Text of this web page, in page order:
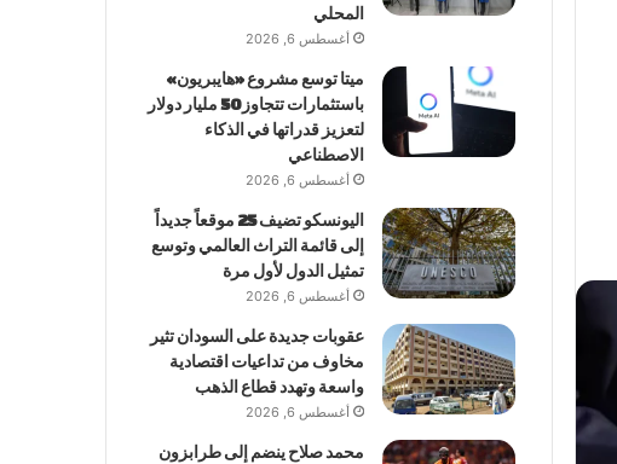
المحلي
أغسطس 6, 2026
ميتا توسع مشروع «هايبريون»
باستثمارات تتجاوز 50 مليار دولار
لتعزيز قدراتها في الذكاء
الاصطناعي
أغسطس 6, 2026
اليونسكو تضيف 25 موقعاً جديداً
إلى قائمة التراث العالمي وتوسع
تمثيل الدول لأول مرة
أغسطس 6, 2026
عقوبات جديدة على السودان تثير
مخاوف من تداعيات اقتصادية
واسعة وتهدد قطاع الذهب
أغسطس 6, 2026
محمد صلاح ينضم إلى طرابزون